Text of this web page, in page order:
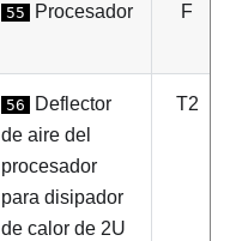
55 Procesador F
56
Deflector
de aire del
procesador
para disipador
de calor de 2U
T2